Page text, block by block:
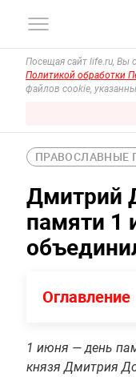
Посещая сайт life.ru, Вы
Политикой обработки
файлов cookie,
ПРАВОСЛАВНЫЕ
Дмитрий
памяти 1
Оглавление
1 июня — день
князя Дмитрия